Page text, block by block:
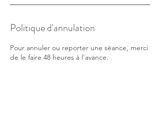
Politique d'annulation
Pour annuler ou reporter une séance, merci
de le faire 48 heures à l'avance.